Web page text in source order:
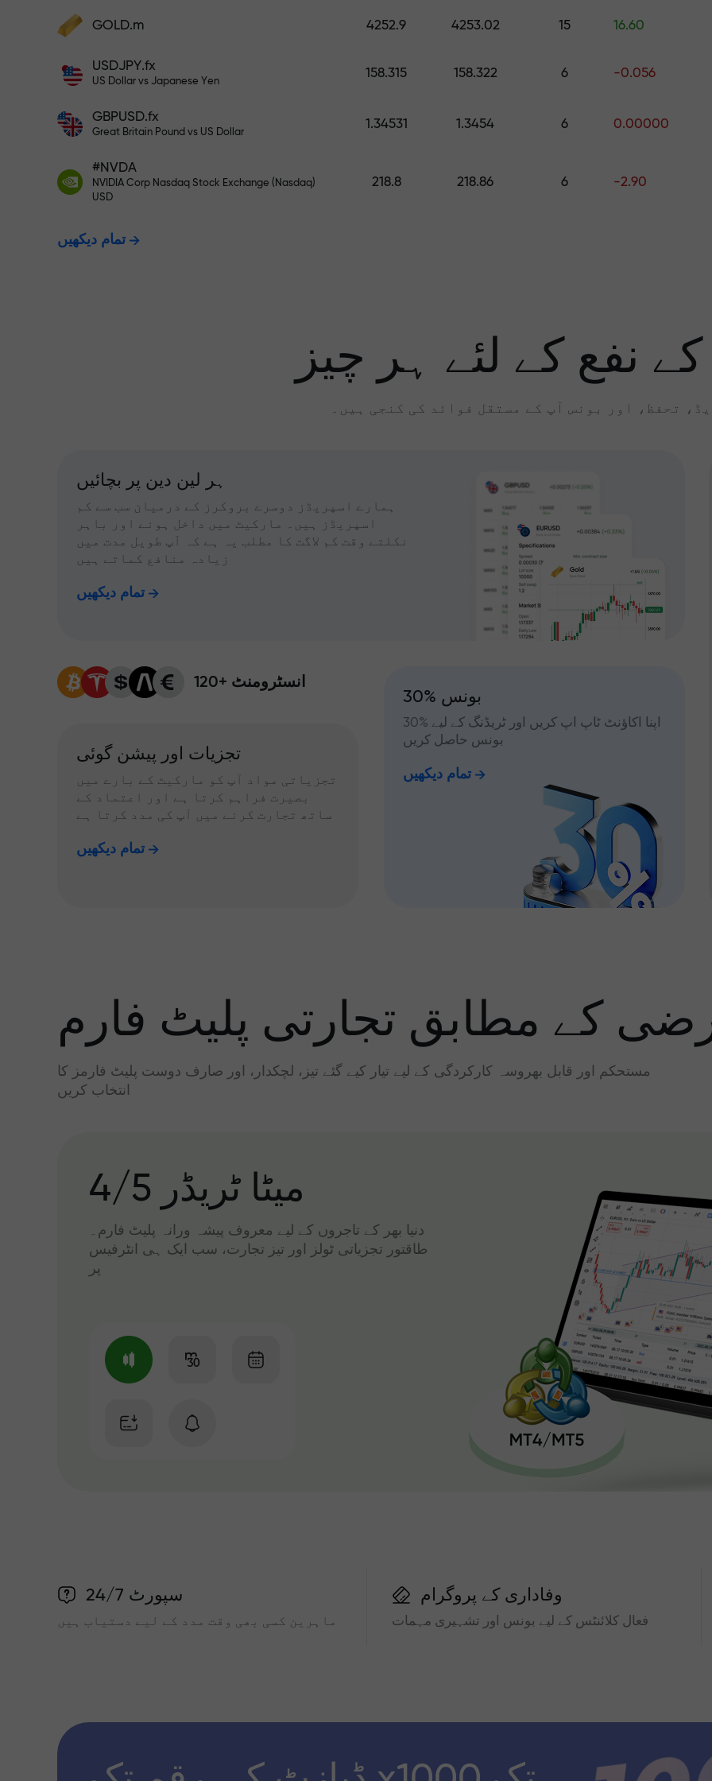
فنڈز جمع کریں اور اپنے ڈپازٹ سے 1,000 گنا بڑا
نہیں ہے۔ ڈپازٹ جتنا بڑا ہوگا، اتنا
ہی زیادہ ضرب ہوگا۔
اپنے اکاونٹ میں جمع کروائیں $333 — اور حاصل کریں تک کا تحفہ $1,500
سے پاک تجارت - ہم آپ کے
منافع کی ضمانت دیتے ہیں۔
X1000 تک کا بونس — مارکیٹ میں
GOLD.m 4252.9 4253.02 15 16.60
USDJPY.fx
US Dollar vs Japanese Yen
158.315 158.322 6 -0.056
GBPUSD.fx
Great Britain Pound vs US Dollar
1.34531 1.3454 6 0.00000
#NVDA
NVIDIA Corp Nasdaq Stock Exchange (Nasdaq)
USD
218.8 218.86 6 -2.90
تمام دیکھیں
نفع کے لئے ہر چیز
تحفظ، اور بونس آپ کے مستقل فوائد کی کنجی ہیں۔
ہر لین دین پر بچائیں
ہمارے اسپریڈز دوسرے بروکرز کے درمیان سب سے کم
اسپریڈز ہیں۔ مارکیٹ میں داخل ہونے اور باہر
نکلتے وقت کم لاگت کا مطلب یہ ہے کہ آپ طویل مدت میں
زیادہ منافع کماتے ہیں
تمام دیکھیں
120+ انسٹرومنٹ
تجزیات اور پیشن گوئی
تجزیاتی مواد آپ کو مارکیٹ کے بارے میں
بصیرت فراہم کرتا ہے اور اعتماد کے
ساتھ تجارت کرنے میں آپ کی مدد کرتا ہے
تمام دیکھیں
30% بونس
اپنا اکاؤنٹ ٹاپ اپ کریں اور ٹریڈنگ کے لیے %30
بونس حاصل کریں
تمام دیکھیں
کے مطابق تجارتی پلیٹ فارم
مستحکم اور قابل بھروسہ کارکردگی کے لیے تیار کیے گئے تیز، لچکدار، اور صارف دوست پلیٹ فارمز کا
انتخاب کریں
میٹا ٹریڈر 4/5
دنیا بھر کے تاجروں کے لیے معروف پیشہ ورانہ پلیٹ فارم۔
طاقتور تجزیاتی ٹولز اور تیز تجارت، سب ایک ہی انٹرفیس
پر
سپورٹ 24/7
ماہرین کسی بھی وقت مدد کے لیے دستیاب ہیں
وفاداری کے پروگرام
فعال کلائنٹس کے لیے بونس اور تشہیری مہمات